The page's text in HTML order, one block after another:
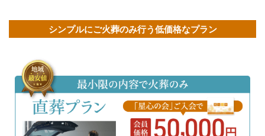
シンプルにご火葬のみ行う低価格なプラン